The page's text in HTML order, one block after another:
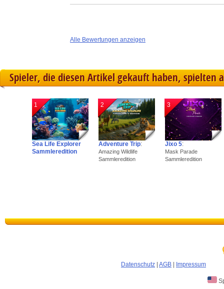
Alle Bewertungen anzeigen
Spieler, die diesen Artikel gekauft haben, spielten
1
Sea Life Explorer
Sammleredition
2
Adventure Trip:
Amazing Wildlife
Sammleredition
3
Jixo 5:
Mask Parade
Sammleredition
Datenschutz AGB Impressum